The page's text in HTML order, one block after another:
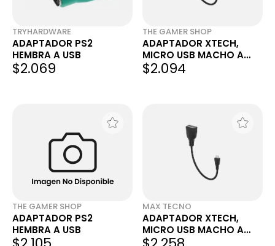
TRYHARDWARE
ADAPTADOR PS2
HEMBRA A USB
$2.069
THE GAMER SHOP
ADAPTADOR XTECH,
MICRO USB MACHO A
USB-A HEMBRA, 1
$2.094
THE GAMER SHOP
ADAPTADOR PS2
HEMBRA A USB
MAX TECNO
ADAPTADOR XTECH,
MICRO USB MACHO A
USB-A HEMBRA, 1